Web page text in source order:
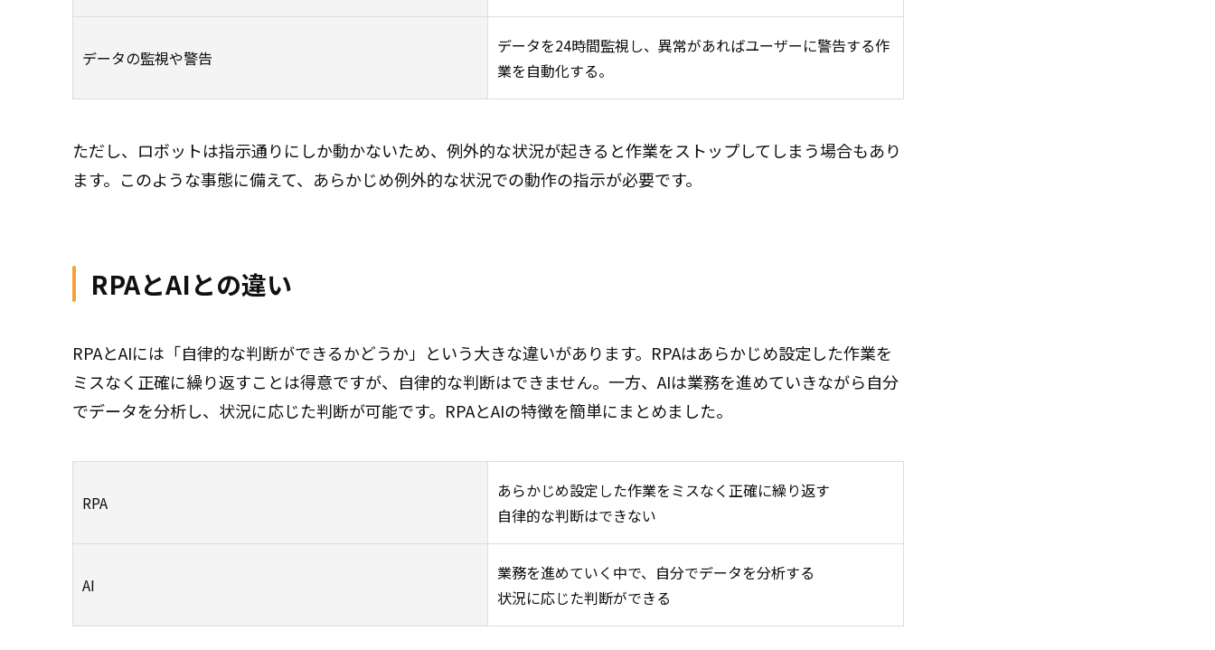
データの監視や警告
データを24時間監視し、異常があればユーザーに警告する作
業を自動化する。
ただし、ロボットは指示通りにしか動かないため、例外的な状況が起きると作業をストップしてしまう場合もあり
ます。このような事態に備えて、あらかじめ例外的な状況での動作の指示が必要です。
RPAとAIとの違い
RPAとAIには「自律的な判断ができるかどうか」という大きな違いがあります。RPAはあらかじめ設定した作業を
ミスなく正確に繰り返すことは得意ですが、自律的な判断はできません。一方、AIは業務を進めていきながら自分
でデータを分析し、状況に応じた判断が可能です。RPAとAIの特徴を簡単にまとめました。
RPA
あらかじめ設定した作業をミスなく正確に繰り返す
自律的な判断はできない
AI
業務を進めていく中で、自分でデータを分析する
状況に応じた判断ができる